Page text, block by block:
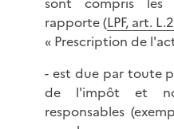
rapporte (LPF, art.
« Prescription de
- est due par toute
de l'impôt et
responsables